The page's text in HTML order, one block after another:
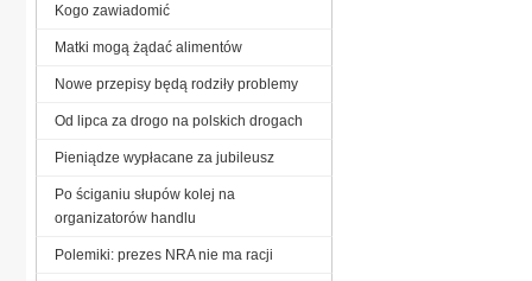
Kogo zawiadomić
Matki mogą żądać alimentów
Nowe przepisy będą rodziły problemy
Od lipca za drogo na polskich drogach
Pieniądze wypłacane za jubileusz
Po ściganiu słupów kolej na
organizatorów handlu
Polemiki: prezes NRA nie ma racji